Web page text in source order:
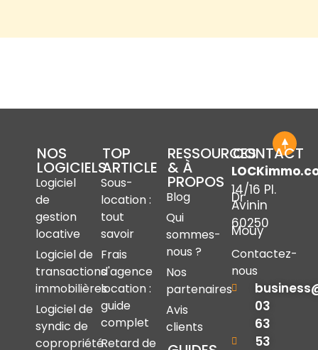
NOS
LOGICIELS
Logiciel
de
gestion
locative
Logiciel de
transactions
immobilières
Logiciel de
syndic de
copropriété
TOP
ARTICLE
Sous-
location :
tout
savoir
Frais
d'agence
location :
guide
complet
Retard de
RESSOURCES
& À
PROPOS
Blog
Qui
sommes-
nous ?
Nos
partenaires
Avis
clients
CONTACT
14/16 Pl.
Dr
Avinin
60250
Mouy
Contactez-
nous
03
63
53